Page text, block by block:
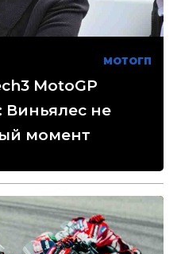
МОТОГП
MotoGP
не
момент